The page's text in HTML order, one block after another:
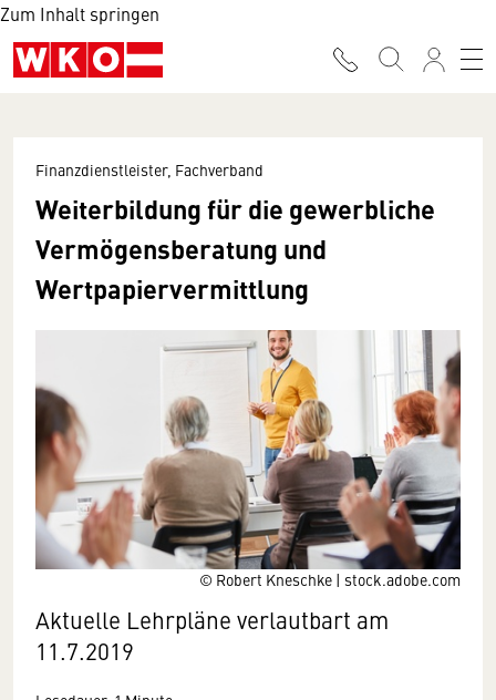
Zum Inhalt springen
© Robert Kneschke | stock.adobe.com
Finanzdienstleister, Fachverband
Weiterbildung für die gewerbliche
Vermögensberatung und
Wertpapiervermittlung
Aktuelle Lehrpläne verlautbart am
11.7.2019